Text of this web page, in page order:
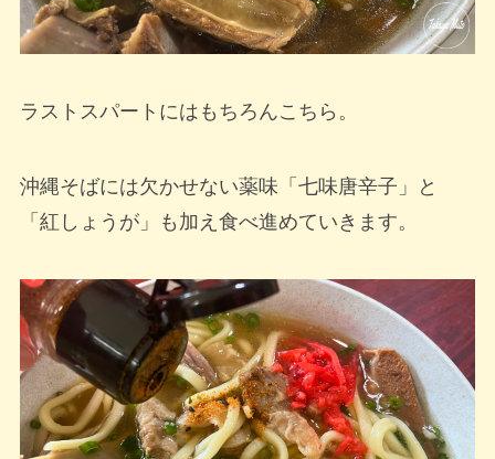
ラストスパートにはもちろんこちら。
沖縄そばには欠かせない薬味「七味唐辛子」と
「紅しょうが」も加え食べ進めていきます。